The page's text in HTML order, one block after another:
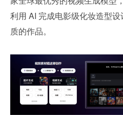
利用 AI 完成电影级化妆造型
质的作品。